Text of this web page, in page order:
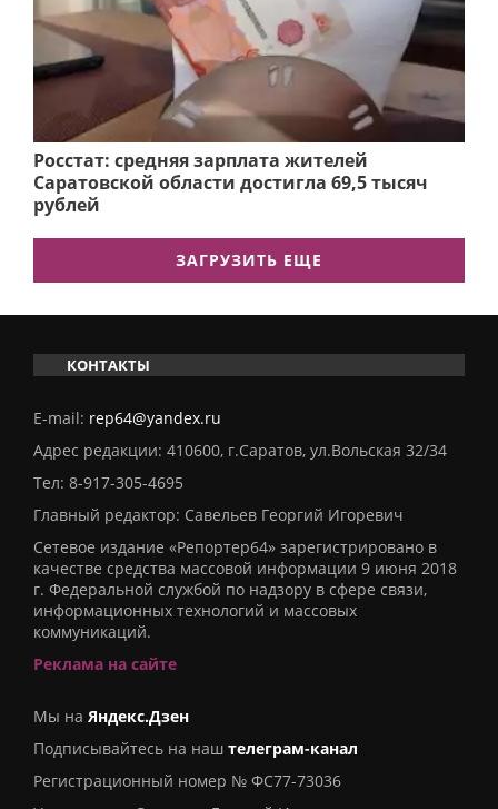
Росстат: средняя зарплата жителей
Саратовской области достигла 69,5 тысяч
рублей
ЗАГРУЗИТЬ ЕЩЕ
КОНТАКТЫ
E-mail: rep64@yandex.ru
Адрес редакции: 410600, г.Саратов, ул.Вольская 32/34
Тел: 8-917-305-4695
Главный редактор: Савельев Георгий Игоревич
Сетевое издание «Репортер64» зарегистрировано в
качестве средства массовой информации 9 июня 2018
г. Федеральной службой по надзору в сфере связи,
информационных технологий и массовых
коммуникаций.
Реклама на сайте
Мы на Яндекс.Дзен
Подписывайтесь на наш телеграм-канал
Регистрационный номер № ФС77-73036